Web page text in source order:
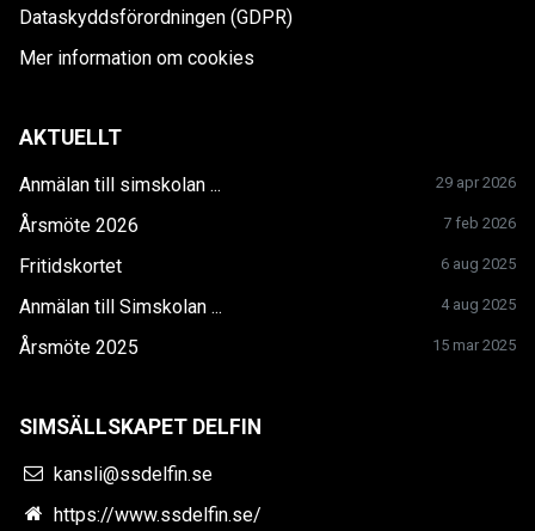
Dataskyddsförordningen (GDPR)
Mer information om cookies
AKTUELLT
Anmälan till simskolan ... 29 apr 2026
Årsmöte 2026 7 feb 2026
Fritidskortet 6 aug 2025
Anmälan till Simskolan ... 4 aug 2025
Årsmöte 2025 15 mar 2025
SIMSÄLLSKAPET DELFIN
kansli@ssdelfin.se
https://www.ssdelfin.se/